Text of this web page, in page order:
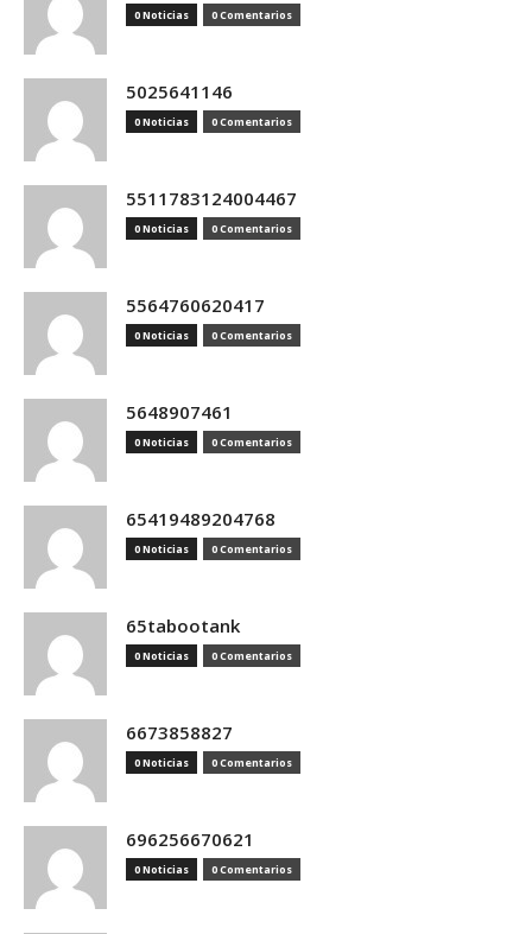
0 Noticias 0 Comentarios
5025641146
0 Noticias 0 Comentarios
5511783124004467
0 Noticias 0 Comentarios
5564760620417
0 Noticias 0 Comentarios
5648907461
0 Noticias 0 Comentarios
65419489204768
0 Noticias 0 Comentarios
65tabootank
0 Noticias 0 Comentarios
6673858827
0 Noticias 0 Comentarios
696256670621
0 Noticias 0 Comentarios